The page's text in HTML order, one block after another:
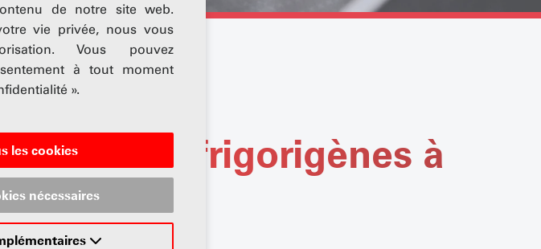
de notre site web.
vie privée, nous vous
Vous pouvez
à tout moment
».
les cookies
nécessaires
fluides frigorigènes à